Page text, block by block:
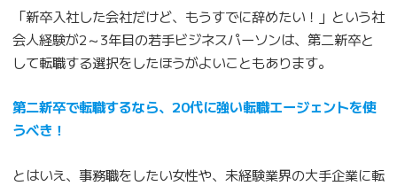
「新卒入社した会社だけど、もうすでに辞めたい！」という社
会人経験が2～3年目の若手ビジネスパーソンは、第二新卒と
して転職する選択をしたほうがよいこともあります。
第二新卒で転職するなら、20代に強い転職エージェントを使
うべき！
とはいえ、事務職をしたい女性や、未経験業界の大手企業に転